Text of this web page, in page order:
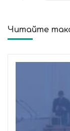
Читайте